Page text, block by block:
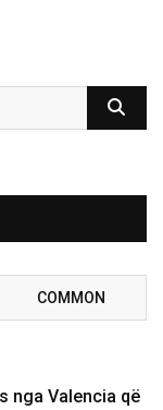
COMMON
nga Valencia që